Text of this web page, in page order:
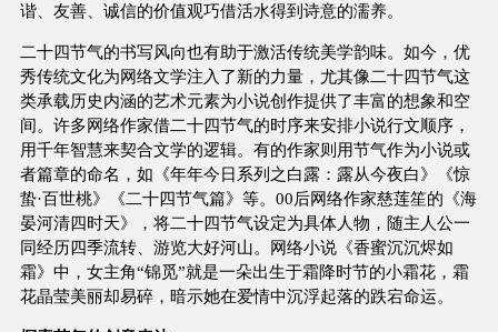
谐、友善、诚信的价值观巧借活水得到诗意的濡养。
二十四节气的书写风向也有助于激活传统美学韵味。如今，优
秀传统文化为网络文学注入了新的力量，尤其像二十四节气这
类承载历史内涵的艺术元素为小说创作提供了丰富的想象和空
间。许多网络作家借二十四节气的时序来安排小说行文顺序，
用千年智慧来契合文学的逻辑。有的作家则用节气作为小说或
者篇章的命名，如《年年今日系列之白露：露从今夜白》《惊
蛰·百世桃》《二十四节气篇》等。00后网络作家慈莲笙的《海
晏河清四时天》，将二十四节气设定为具体人物，随主人公一
同经历四季流转、游览大好河山。网络小说《香蜜沉沉烬如
霜》中，女主角“锦觅”就是一朵出生于霜降时节的小霜花，霜
花晶莹美丽却易碎，暗示她在爱情中沉浮起落的跌宕命运。